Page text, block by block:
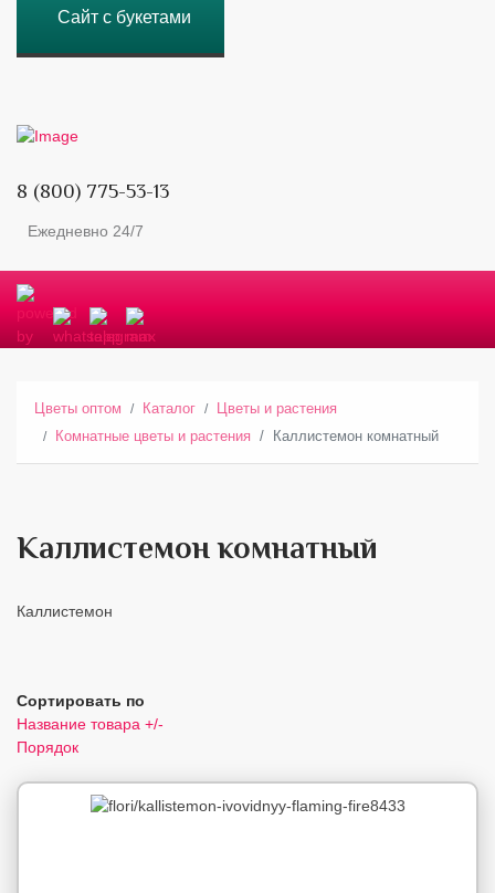
Сайт с букетами
8 (800) 775-53-13
Ежедневно 24/7
Цветы оптом Каталог
Цветы и растения
Комнатные цветы и растения
Каллистемон комнатный
Каллистемон комнатный
Каллистемон
Сортировать по
Название товара +/-
Порядок